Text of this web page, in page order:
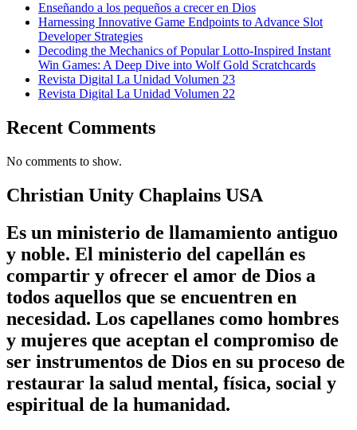
Enseñando a los pequeños a crecer en Dios
Harnessing Innovative Game Endpoints to Advance Slot
Developer Strategies
Decoding the Mechanics of Popular Lotto-Inspired Instant
Win Games: A Deep Dive into Wolf Gold Scratchcards
Revista Digital La Unidad Volumen 23
Revista Digital La Unidad Volumen 22
Recent Comments
No comments to show.
Christian Unity Chaplains USA
Es un ministerio de llamamiento antiguo
y noble. El ministerio del capellán es
compartir y ofrecer el amor de Dios a
todos aquellos que se encuentren en
necesidad. Los capellanes como hombres
y mujeres que aceptan el compromiso de
ser instrumentos de Dios en su proceso de
restaurar la salud mental, física, social y
espiritual de la humanidad.